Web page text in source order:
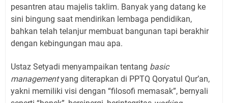
pesantren atau majelis taklim. Banyak yang datang ke
sini bingung saat mendirikan lembaga pendidikan,
bahkan telah telanjur membuat bangunan tapi berakhir
dengan kebingungan mau apa.
Ustaz Setyadi menyampaikan tentang basic
managementyang diterapkan di PPTQ Qoryatul Qur’an,
yakni memiliki visi dengan “filosofi memasak”, bernyali